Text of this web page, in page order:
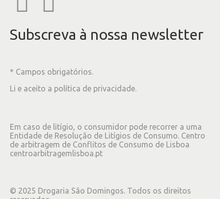
Subscreva à nossa newsletter
* Campos obrigatórios.
Li e aceito a política de privacidade.
Em caso de litígio, o consumidor pode recorrer a uma
Entidade de Resolução de Litígios de Consumo. Centro
de arbitragem de Conflitos de Consumo de Lisboa
centroarbitragemlisboa.pt
© 2025 Drogaria São Domingos. Todos os direitos